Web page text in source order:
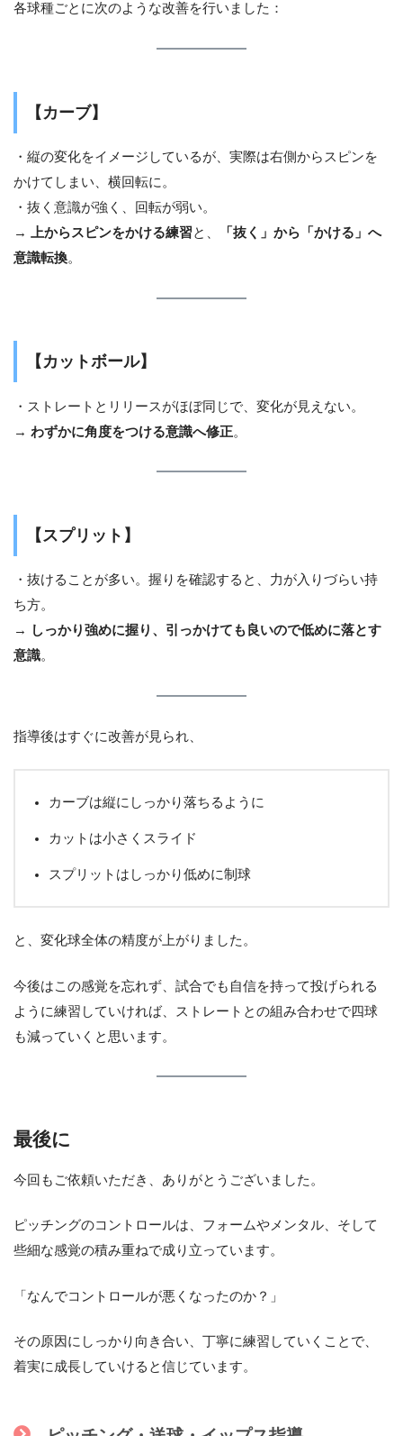
各球種ごとに次のような改善を行いました：
【カーブ】
・縦の変化をイメージしているが、実際は右側からスピンを
かけてしまい、横回転に。
・抜く意識が強く、回転が弱い。
→
上からスピンをかける練習と、
「抜く」から「かける」へ
意識転換。
【カットボール】
・ストレートとリリースがほぼ同じで、変化が見えない。
→ わずかに角度をつける意識へ修正。
【スプリット】
・抜けることが多い。握りを確認すると、力が入りづらい持
ち方。
→
しっかり強めに握り、引っかけても良いので低めに落とす
意識。
指導後はすぐに改善が見られ、
カーブは縦にしっかり落ちるように
カットは小さくスライド
スプリットはしっかり低めに制球
と、変化球全体の精度が上がりました。
今後はこの感覚を忘れず、試合でも自信を持って投げられる
ように練習していければ、ストレートとの組み合わせで四球
も減っていくと思います。
最後に
今回もご依頼いただき、ありがとうございました。
ピッチングのコントロールは、フォームやメンタル、そして
些細な感覚の積み重ねで成り立っています。
「なんでコントロールが悪くなったのか？」
その原因にしっかり向き合い、丁寧に練習していくことで、
着実に成長していけると信じています。